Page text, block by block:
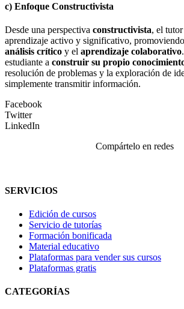
c) Enfoque Constructivista
Desde una perspectiva constructivista, el
aprendizaje activo y significativo,
análisis crítico y el aprendizaje colaborativo
estudiante a construir su propio
resolución de problemas y la exploración de
simplemente transmitir información.
Facebook
Twitter
LinkedIn
Compártelo en redes
SERVICIOS
Edición de cursos
Servicio de tutorías
Formación bonificada
Material educativo
Plataformas para vender sus cursos
Plataformas gratis
CATEGORÍAS